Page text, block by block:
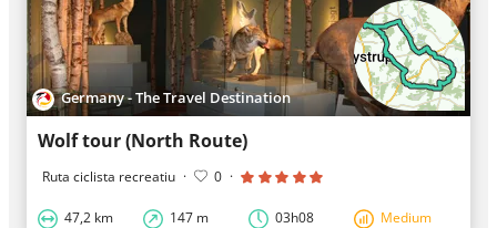
Germany - The Travel Destination
Wolf tour (North Route)
Ruta ciclista recreatiu · 0 ·
47,2 km 147 m 03h08 Medium